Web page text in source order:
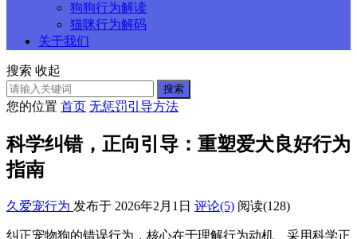
狗狗行为解读
猫咪行为解码
关于我们
搜索 收起
搜索
您的位置 首页 无惩罚引导方法
科学纠错，正向引导：重塑爱犬良好行为
指南
久爱宠行为 发布于 2026年2月1日 评论(5) 阅读(128)
纠正宠物狗的错误行为，核心在于理解行为动机、采用科学正